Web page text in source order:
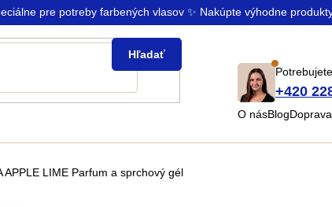
pre potreby farbených vlasov ✨ Nakúpte výhodne
+420
O násBlog
Hľadať
APPLE LIME Parfum a sprchový gél